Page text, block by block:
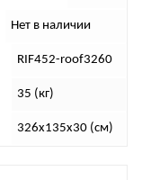
Нет в наличии
RIF452-roof3260
35 (кг)
326х135х30 (см)